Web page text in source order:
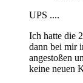
UPS ....
Ich hatte die
dann bei mir
angestoßen
keine neuen